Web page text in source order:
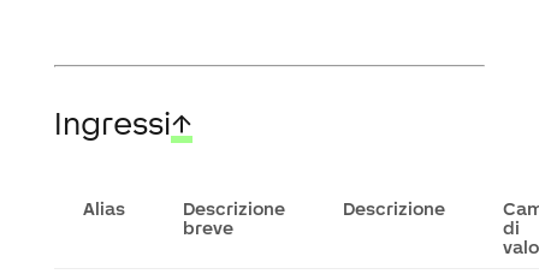
Ingressi↑
Alias
Descrizione
breve
Descrizione
di